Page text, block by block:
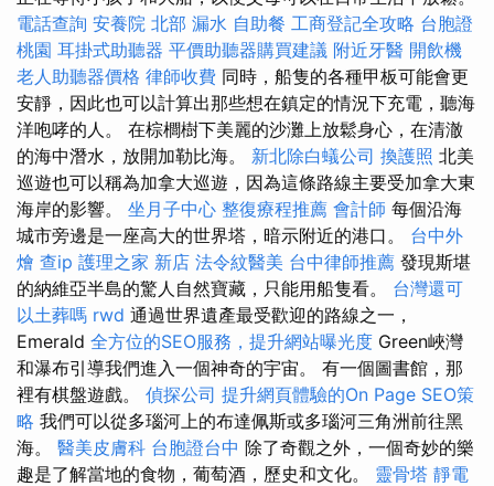
電話查詢 安養院 北部 漏水 自助餐 工商登記全攻略 台胞證
桃園 耳掛式助聽器 平價助聽器購買建議 附近牙醫 開飲機
老人助聽器價格 律師收費 同時，船隻的各種甲板可能會更
安靜，因此也可以計算出那些想在鎮定的情況下充電，聽海​​
洋咆哮的人。 在棕櫚樹下美麗的沙灘上放鬆身心，在清澈
的海中潛水，放開加勒比海。 新北除白蟻公司 換護照 北美
巡遊也可以稱為加拿大巡遊，因為這條路線主要受加拿大東
海岸的影響。 坐月子中心 整復療程推薦 會計師 每個沿海
城市旁邊是一座高大的世界塔，暗示附近的港口。 台中外
燴 查ip 護理之家 新店 法令紋醫美 台中律師推薦 發現斯堪
的納維亞半島的驚人自然寶藏，只能用船隻看。 台灣還可
以土葬嗎 rwd 通過世界遺產最受歡迎的路線之一，
Emerald 全方位的SEO服務，提升網站曝光度 Green峽灣
和瀑布引導我們進入一個神奇的宇宙。 有一個圖書館，那
裡有棋盤遊戲。 偵探公司 提升網頁體驗的On Page SEO策
略 我們可以從多瑙河上的布達佩斯或多瑙河三角洲前往黑
海。 醫美皮膚科 台胞證台中 除了奇觀之外，一個奇妙的樂
趣是了解當地的食物，葡萄酒，歷史和文化。 靈骨塔 靜電